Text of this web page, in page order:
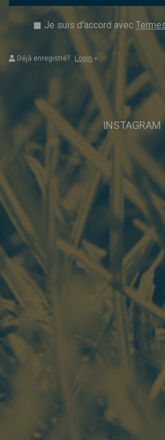
Je suis d'accord avec
Déjà enregistré? Login »
INSTAGRAM